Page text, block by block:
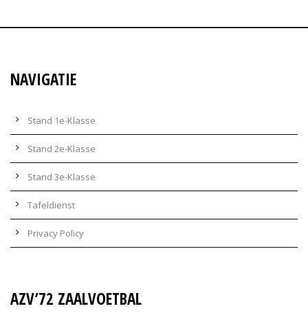
NAVIGATIE
Stand 1e-Klasse
Stand 2e-Klasse
Stand 3e-Klasse
Tafeldienst
Privacy Policy
AZV’72 ZAALVOETBAL